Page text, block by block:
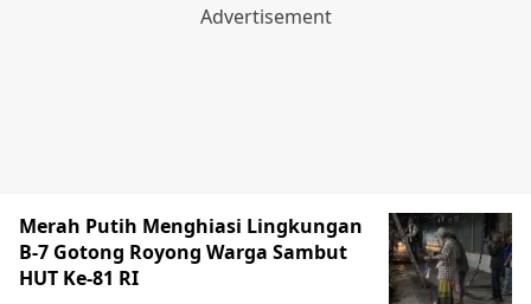
Merah Putih Menghiasi Lingkungan
B-7 Gotong Royong Warga Sambut
HUT Ke-81 RI